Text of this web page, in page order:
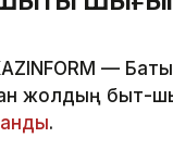
—
жолдың быт-
.